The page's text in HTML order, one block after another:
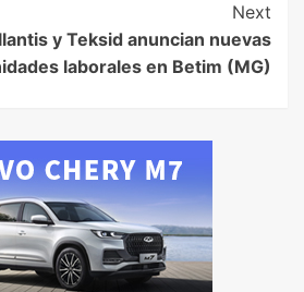
Next
y Teksid anuncian nuevas
laborales en Betim (MG)